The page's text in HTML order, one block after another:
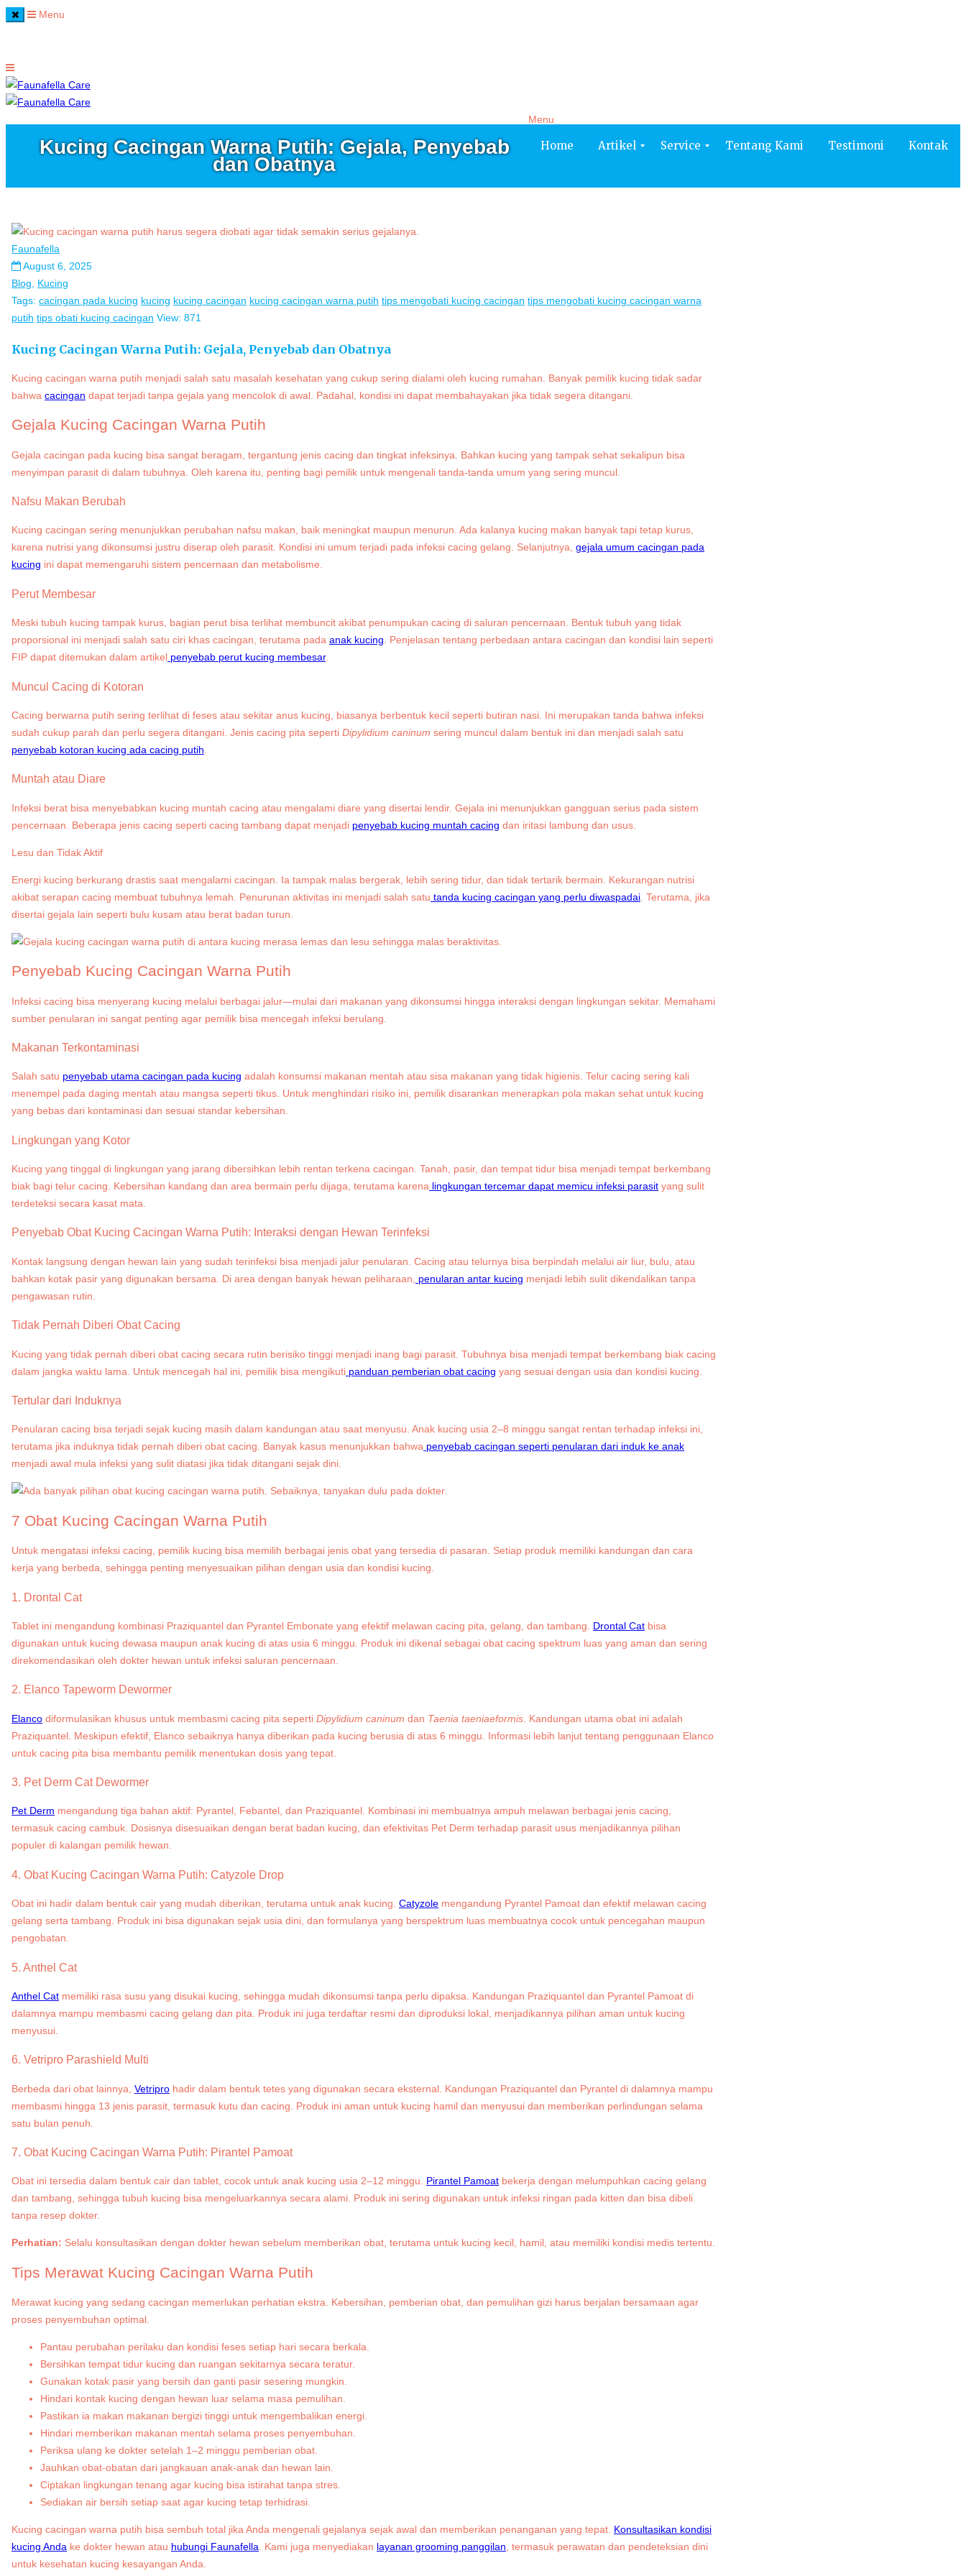
Menu
Menu
Home Artikel Service Tentang Kami Testimoni Kontak
Kucing Cacingan Warna Putih: Gejala, Penyebab
dan Obatnya
Faunafella
August 6, 2025
Blog
Kucing
Tags: cacingan pada kucing kucing kucing cacingan kucing cacingan warna putih tips mengobati kucing cacingan tips mengobati kucing cacingan warna
putih tips obati kucing cacingan View: 871
Kucing Cacingan Warna Putih: Gejala, Penyebab dan Obatnya
Kucing cacingan warna putih menjadi salah satu masalah kesehatan yang cukup sering dialami oleh kucing rumahan. Banyak pemilik kucing tidak sadar
bahwa cacingan dapat terjadi tanpa gejala yang mencolok di awal. Padahal, kondisi ini dapat membahayakan jika tidak segera ditangani.
Gejala Kucing Cacingan Warna Putih
Gejala cacingan pada kucing bisa sangat beragam, tergantung jenis cacing dan tingkat infeksinya. Bahkan kucing yang tampak sehat sekalipun bisa
menyimpan parasit di dalam tubuhnya. Oleh karena itu, penting bagi pemilik untuk mengenali tanda-tanda umum yang sering muncul.
Nafsu Makan Berubah
Kucing cacingan sering menunjukkan perubahan nafsu makan, baik meningkat maupun menurun. Ada kalanya kucing makan banyak tapi tetap kurus,
karena nutrisi yang dikonsumsi justru diserap oleh parasit. Kondisi ini umum terjadi pada infeksi cacing gelang. Selanjutnya, gejala umum cacingan pada
kucing ini dapat memengaruhi sistem pencernaan dan metabolisme.
Perut Membesar
Meski tubuh kucing tampak kurus, bagian perut bisa terlihat membuncit akibat penumpukan cacing di saluran pencernaan. Bentuk tubuh yang tidak
proporsional ini menjadi salah satu ciri khas cacingan, terutama pada anak kucing. Penjelasan tentang perbedaan antara cacingan dan kondisi lain seperti
FIP dapat ditemukan dalam artikel penyebab perut kucing membesar.
Muncul Cacing di Kotoran
Cacing berwarna putih sering terlihat di feses atau sekitar anus kucing, biasanya berbentuk kecil seperti butiran nasi. Ini merupakan tanda bahwa infeksi
sudah cukup parah dan perlu segera ditangani. Jenis cacing pita seperti Dipylidium caninum sering muncul dalam bentuk ini dan menjadi salah satu
penyebab kotoran kucing ada cacing putih
Muntah atau Diare
Infeksi berat bisa menyebabkan kucing muntah cacing atau mengalami diare yang disertai lendir. Gejala ini menunjukkan gangguan serius pada sistem
pencernaan. Beberapa jenis cacing seperti cacing tambang dapat menjadi penyebab kucing muntah cacing dan iritasi lambung dan usus.
Lesu dan Tidak Aktif
Energi kucing berkurang drastis saat mengalami cacingan. Ia tampak malas bergerak, lebih sering tidur, dan tidak tertarik bermain. Kekurangan nutrisi
akibat serapan cacing membuat tubuhnya lemah. Penurunan aktivitas ini menjadi salah satu tanda kucing cacingan yang perlu diwaspadai . Terutama, jika
disertai gejala lain seperti bulu kusam atau berat badan turun.
Penyebab Kucing Cacingan Warna Putih
Infeksi cacing bisa menyerang kucing melalui berbagai jalur—mulai dari makanan yang dikonsumsi hingga interaksi dengan lingkungan sekitar. Memahami
sumber penularan ini sangat penting agar pemilik bisa mencegah infeksi berulang.
Makanan Terkontaminasi
Salah satu penyebab utama cacingan pada kucing adalah konsumsi makanan mentah atau sisa makanan yang tidak higienis. Telur cacing sering kali
menempel pada daging mentah atau mangsa seperti tikus. Untuk menghindari risiko ini, pemilik disarankan menerapkan pola makan sehat untuk kucing
yang bebas dari kontaminasi dan sesuai standar kebersihan.
Lingkungan yang Kotor
Kucing yang tinggal di lingkungan yang jarang dibersihkan lebih rentan terkena cacingan. Tanah, pasir, dan tempat tidur bisa menjadi tempat berkembang
biak bagi telur cacing. Kebersihan kandang dan area bermain perlu dijaga, terutama karena lingkungan tercemar dapat memicu infeksi parasit yang sulit
terdeteksi secara kasat mata.
Penyebab Obat Kucing Cacingan Warna Putih: Interaksi dengan Hewan Terinfeksi
Kontak langsung dengan hewan lain yang sudah terinfeksi bisa menjadi jalur penularan. Cacing atau telurnya bisa berpindah melalui air liur, bulu, atau
bahkan kotak pasir yang digunakan bersama. Di area dengan banyak hewan peliharaan,
penularan antar kucing menjadi lebih sulit dikendalikan tanpa
pengawasan rutin.
Tidak Pernah Diberi Obat Cacing
Kucing yang tidak pernah diberi obat cacing secara rutin berisiko tinggi menjadi inang bagi parasit. Tubuhnya bisa menjadi tempat berkembang biak cacing
dalam jangka waktu lama. Untuk mencegah hal ini, pemilik bisa mengikuti panduan pemberian obat cacing yang sesuai dengan usia dan kondisi kucing.
Tertular dari Induknya
Penularan cacing bisa terjadi sejak kucing masih dalam kandungan atau saat menyusu. Anak kucing usia 2–8 minggu sangat rentan terhadap infeksi ini,
terutama jika induknya tidak pernah diberi obat cacing. Banyak kasus menunjukkan bahwa penyebab cacingan seperti penularan dari induk ke anak
menjadi awal mula infeksi yang sulit diatasi jika tidak ditangani sejak dini.
7 Obat Kucing Cacingan Warna Putih
Untuk mengatasi infeksi cacing, pemilik kucing bisa memilih berbagai jenis obat yang tersedia di pasaran. Setiap produk memiliki kandungan dan cara
kerja yang berbeda, sehingga penting menyesuaikan pilihan dengan usia dan kondisi kucing.
1. Drontal Cat
Tablet ini mengandung kombinasi Praziquantel dan Pyrantel Embonate yang efektif melawan cacing pita, gelang, dan tambang. Drontal Cat bisa
digunakan untuk kucing dewasa maupun anak kucing di atas usia 6 minggu. Produk ini dikenal sebagai obat cacing spektrum luas yang aman dan sering
direkomendasikan oleh dokter hewan untuk infeksi saluran pencernaan.
2. Elanco Tapeworm Dewormer
Elanco diformulasikan khusus untuk membasmi cacing pita seperti Dipylidium caninum dan Taenia taeniaeformis . Kandungan utama obat ini adalah
Praziquantel. Meskipun efektif, Elanco sebaiknya hanya diberikan pada kucing berusia di atas 6 minggu. Informasi lebih lanjut tentang penggunaan Elanco
untuk cacing pita bisa membantu pemilik menentukan dosis yang tepat.
3. Pet Derm Cat Dewormer
Pet Derm mengandung tiga bahan aktif: Pyrantel, Febantel, dan Praziquantel. Kombinasi ini membuatnya ampuh melawan berbagai jenis cacing,
termasuk cacing cambuk. Dosisnya disesuaikan dengan berat badan kucing, dan efektivitas Pet Derm terhadap parasit usus menjadikannya pilihan
populer di kalangan pemilik hewan.
4. Obat Kucing Cacingan Warna Putih: Catyzole Drop
Obat ini hadir dalam bentuk cair yang mudah diberikan, terutama untuk anak kucing. Catyzole mengandung Pyrantel Pamoat dan efektif melawan cacing
gelang serta tambang. Produk ini bisa digunakan sejak usia dini, dan formulanya yang berspektrum luas membuatnya cocok untuk pencegahan maupun
pengobatan.
5. Anthel Cat
Anthel Cat memiliki rasa susu yang disukai kucing, sehingga mudah dikonsumsi tanpa perlu dipaksa. Kandungan Praziquantel dan Pyrantel Pamoat di
dalamnya mampu membasmi cacing gelang dan pita. Produk ini juga terdaftar resmi dan diproduksi lokal, menjadikannya pilihan aman untuk kucing
menyusui.
6. Vetripro Parashield Multi
Berbeda dari obat lainnya, Vetripro hadir dalam bentuk tetes yang digunakan secara eksternal. Kandungan Praziquantel dan Pyrantel di dalamnya mampu
membasmi hingga 13 jenis parasit, termasuk kutu dan cacing. Produk ini aman untuk kucing hamil dan menyusui dan memberikan perlindungan selama
satu bulan penuh.
7. Obat Kucing Cacingan Warna Putih: Pirantel Pamoat
Obat ini tersedia dalam bentuk cair dan tablet, cocok untuk anak kucing usia 2–12 minggu. Pirantel Pamoat bekerja dengan melumpuhkan cacing gelang
dan tambang, sehingga tubuh kucing bisa mengeluarkannya secara alami. Produk ini sering digunakan untuk infeksi ringan pada kitten dan bisa dibeli
tanpa resep dokter.
Perhatian: Selalu konsultasikan dengan dokter hewan sebelum memberikan obat, terutama untuk kucing kecil, hamil, atau memiliki kondisi medis tertentu.
Tips Merawat Kucing Cacingan Warna Putih
Merawat kucing yang sedang cacingan memerlukan perhatian ekstra. Kebersihan, pemberian obat, dan pemulihan gizi harus berjalan bersamaan agar
proses penyembuhan optimal.
Pantau perubahan perilaku dan kondisi feses setiap hari secara berkala.
Bersihkan tempat tidur kucing dan ruangan sekitarnya secara teratur.
Gunakan kotak pasir yang bersih dan ganti pasir sesering mungkin.
Hindari kontak kucing dengan hewan luar selama masa pemulihan.
Pastikan ia makan makanan bergizi tinggi untuk mengembalikan energi.
Hindari memberikan makanan mentah selama proses penyembuhan.
Periksa ulang ke dokter setelah 1–2 minggu pemberian obat.
Jauhkan obat-obatan dari jangkauan anak-anak dan hewan lain.
Ciptakan lingkungan tenang agar kucing bisa istirahat tanpa stres.
Sediakan air bersih setiap saat agar kucing tetap terhidrasi.
Kucing cacingan warna putih bisa sembuh total jika Anda mengenali gejalanya sejak awal dan memberikan penanganan yang tepat. Konsultasikan kondisi
kucing Anda ke dokter hewan atau hubungi Faunafella. Kami juga menyediakan layanan grooming panggilan, termasuk perawatan dan pendeteksian dini
untuk kesehatan kucing kesayangan Anda.